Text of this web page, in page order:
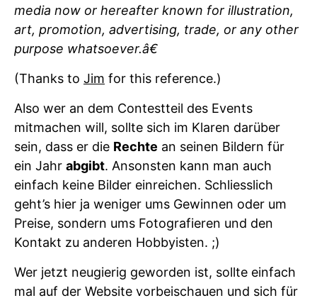
media now or hereafter known for illustration,
art, promotion, advertising, trade, or any other
purpose whatsoever.â€
(Thanks to Jim for this reference.)
Also wer an dem Contestteil des Events
mitmachen will, sollte sich im Klaren darüber
sein, dass er die Rechte an seinen Bildern für
ein Jahr abgibt. Ansonsten kann man auch
einfach keine Bilder einreichen. Schliesslich
geht’s hier ja weniger ums Gewinnen oder um
Preise, sondern ums Fotografieren und den
Kontakt zu anderen Hobbyisten. ;)
Wer jetzt neugierig geworden ist, sollte einfach
mal auf der Website vorbeischauen und sich für